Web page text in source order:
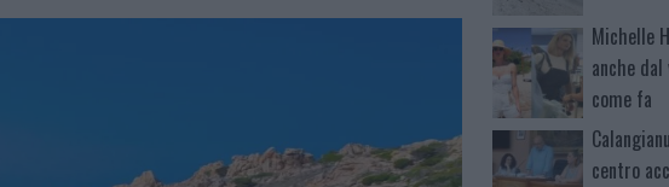
Michelle
anche dal
come fa
centro